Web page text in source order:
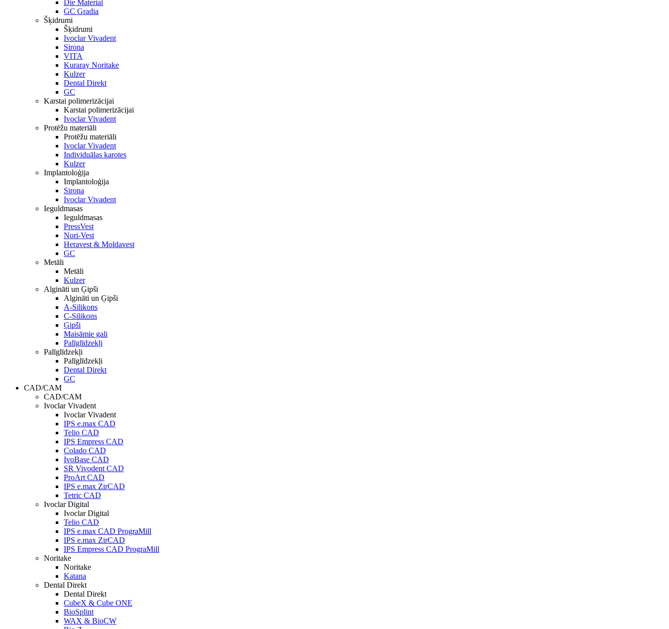
Die Material
GC Gradia
Šķidrumi
Šķidrumi
Ivoclar Vivadent
Sirona
VITA
Kuraray Noritake
Kulzer
Dental Direkt
GC
Karstai polimerizācijai
Karstai polimerizācijai
Ivoclar Vivadent
Protēžu materiāli
Protēžu materiāli
Ivoclar Vivadent
Individuālas karotes
Kulzer
Implantoloģija
Implantoloģija
Sirona
Ivoclar Vivadent
Ieguldmasas
Ieguldmasas
PressVest
Nori-Vest
Heravest & Moldavest
GC
Metāli
Metāli
Kulzer
Algināti un Ģipši
Algināti un Ģipši
A-Silikons
C-Silikons
Ģipši
Maisāmie gali
Palīglīdzekļi
Palīglīdzekļi
Palīglīdzekļi
Dental Direkt
GC
CAD/CAM
CAD/CAM
Ivoclar Vivadent
Ivoclar Vivadent
IPS e.max CAD
Telio CAD
IPS Empress CAD
Colado CAD
IvoBase CAD
SR Vivodent CAD
ProArt CAD
IPS e.max ZirCAD
Tetric CAD
Ivoclar Digital
Ivoclar Digital
Telio CAD
IPS e.max CAD PrograMill
IPS e.max ZirCAD
IPS Empress CAD PrograMill
Noritake
Noritake
Katana
Dental Direkt
Dental Direkt
CubeX & Cube ONE
BioSplint
WAX & BioCW